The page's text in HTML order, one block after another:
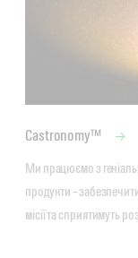
Castronomy™
Ми працюємо з
продукти –
місії та сприятимуть